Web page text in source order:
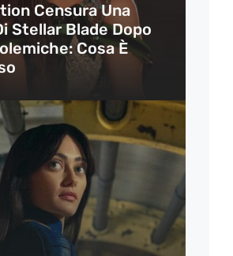
Censura Una
Stellar Blade Dopo
Cosa È